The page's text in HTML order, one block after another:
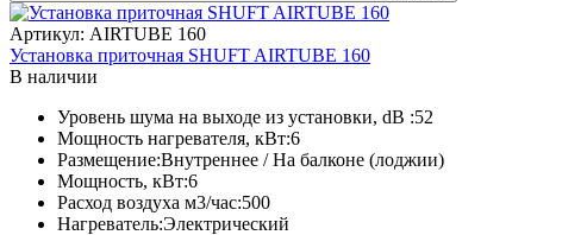
Артикул: AIRTUBE 160
Установка приточная SHUFT AIRTUBE 160
В наличии
Уровень шума на выходе из установки, dB :52
Мощность нагревателя, кВт:6
Размещение:Внутреннее / На балконе (лоджии)
Мощность, кВт:6
Расход воздуха м3/час:500
Нагреватель:Электрический